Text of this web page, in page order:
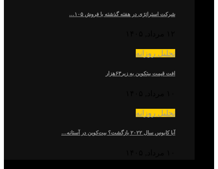
شرکت استراتژی در هفته گذشته با فروش ۱۰۵…
تحلیل روزانه
افت قیمت بیتکوین به زیر۶۳هزار
تحلیل روزانه
آیا کابوس سال ۲۰۲۲ بازگشت؟ بیت‌کوین در آستانه…